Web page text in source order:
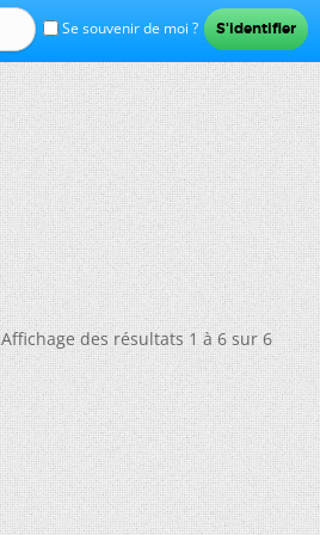
Se souvenir de moi ?
Affichage des résultats 1 à 6 sur 6